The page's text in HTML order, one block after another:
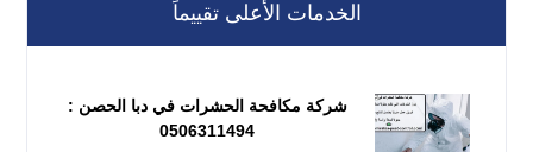
الخدمات الأعلى تقييماً
شركة مكافحة الحشرات في دبا الحصن :
0506311494